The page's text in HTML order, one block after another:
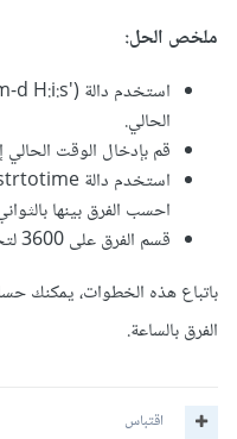
ملخص الحل:
الحالي.
قم بإدخال الوقت الحالي
احسب الفرق بينها
قسم الفرق على 3600 لتحصل على الفرق بالساعات.
باتباع هذه الخطوات، يمكنك
الفرق بالساعة.
اقتباس